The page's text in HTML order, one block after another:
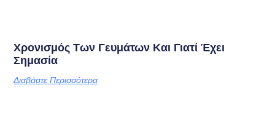
Χρονισμός Των Γευμάτων Και Γιατί Έχει
Σημασία
Διαβάστε Περισσότερα